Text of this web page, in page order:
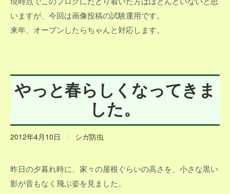
いますが、今回は画像投稿の試験運用です。
来年、オープンしたらちゃんと対応します。
やっと春らしくなってきま
した。
2012年4月10日 / シガ防虫
昨日の夕暮れ時に、家々の屋根ぐらいの高さを、小さな黒い
影が音もなく飛ぶ姿を見ました。